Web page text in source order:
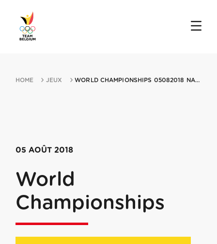
HOME JEUX WORLD CHAMPIONSHIPS 05082018 NANJING
05 AOÛT 2018
World
Championships